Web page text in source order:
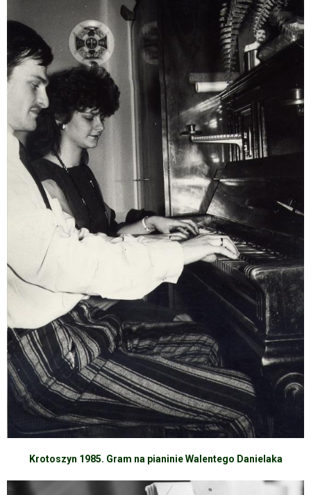
Krotoszyn 1985. Gram na pianinie Walentego Danielaka